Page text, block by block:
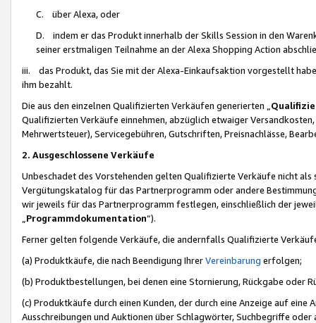
C. über Alexa, oder
D. indem er das Produkt innerhalb der Skills Session in den
seiner erstmaligen Teilnahme an der Alexa Shopping Action
iii. das Produkt, das Sie mit der Alexa-Einkaufsaktion vorgestellt
ihm bezahlt.
Die aus den einzelnen Qualifizierten Verkäufen generierten „
Qualifizierten Verkäufe einnehmen, abzüglich etwaiger
Mehrwertsteuer), Servicegebühren, Gutschriften, Preisnachlässe,
2. Ausgeschlossene Verkäufe
Unbeschadet des Vorstehenden gelten Qualifizierte Verkäufe nicht
Vergütungskatalog für das Partnerprogramm oder andere
wir jeweils für das Partnerprogramm festlegen, einschließlich der
Programmdokumentation“).
Ferner gelten folgende Verkäufe, die andernfalls Qualifizierte
(a) Produktkäufe, die nach Beendigung IhrerVereinbarung erfolgen;
(b) Produktbestellungen, bei denen eine Stornierung, Rückgabe oder
(c) Produktkäufe durch einen Kunden, der durch eine Anzeige auf
Ausschreibungen und Auktionen über Schlagwörter, Suchbegriffe